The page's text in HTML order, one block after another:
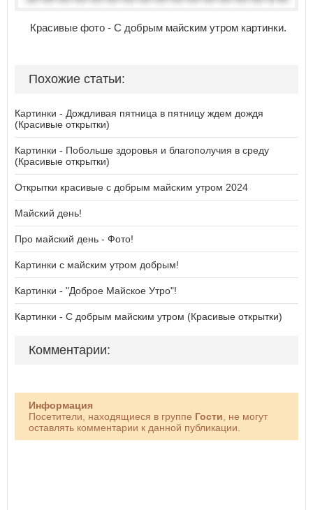
Красивые фото - С добрым майским утром картинки.
Похожие статьи:
Картинки - Дождливая пятница в пятницу ждем дождя
(Красивые открытки)
Картинки - Побольше здоровья и благополучия в среду
(Красивые открытки)
Открытки красивые с добрым майским утром 2024
Майский день!
Про майский день - Фото!
Картинки с майским утром добрым!
Картинки - "Доброе Майское Утро"!
Картинки - С добрым майским утром (Красивые открытки)
Комментарии:
Информация
Посетители, находящиеся в группе Гости , не могут
оставлять комментарии к данной публикации.